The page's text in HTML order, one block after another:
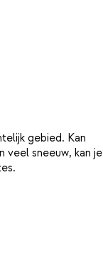
gebied. Kan
veel sneeuw, kan je